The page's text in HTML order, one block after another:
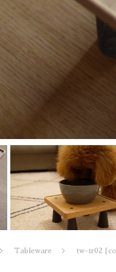
Tableware tw-tr02